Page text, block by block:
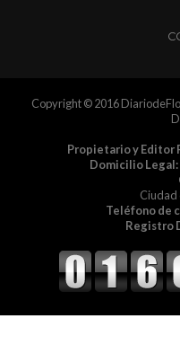
Copyright © 2016
Propietario y Editor
Domicilio Legal:
Ciudad
Teléfono de
Registro